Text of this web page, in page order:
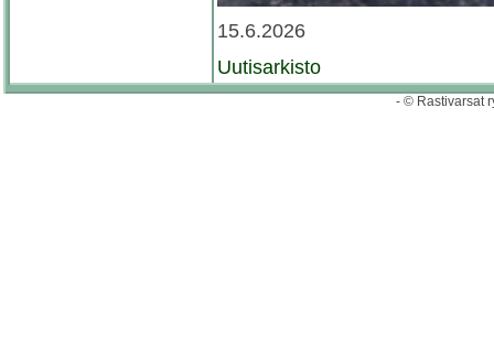
15.6.2026
Uutisarkisto
- © Rastivarsat